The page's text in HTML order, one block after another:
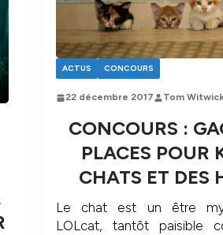
ACTUS CONCOURS
22 décembre 2017 Tom
CONCOURS :
PLACES POUR
CHATS ET DES
Le chat est un être
LOLcat, tantôt paisible